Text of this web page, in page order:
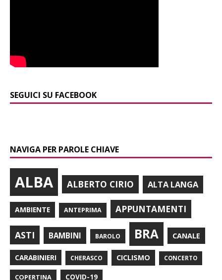
SEGUICI SU FACEBOOK
NAVIGA PER PAROLE CHIAVE
ALBA ALBERTO CIRIO ALTA LANGA
AMBIENTE ANTEPRIMA APPUNTAMENTI
ASTI BAMBINI BAROLO BRA CANALE
CARABINIERI CHERASCO CICLISMO CONCERTO
COPERTINA COVID-19